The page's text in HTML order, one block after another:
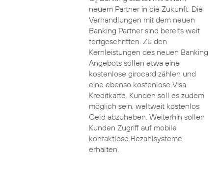
neuem Partner in die Zukunft. Die
Verhandlungen mit dem neuen
Banking Partner sind bereits weit
fortgeschritten. Zu den
Kernleistungen des neuen Banking
Angebots sollen etwa eine
kostenlose girocard zählen und
eine ebenso kostenlose Visa
Kreditkarte. Kunden soll es zudem
möglich sein, weltweit kostenlos
Geld abzuheben. Weiterhin sollen
Kunden Zugriff auf mobile
kontaktlose Bezahlsysteme
erhalten.